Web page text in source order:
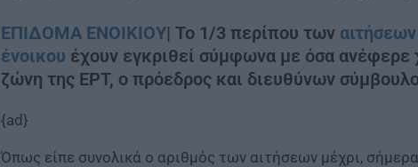
ΕΠΙΔΟΜΑ ΕΝΟΙΚΙΟΥ| To 1/3 περίπου των αιτήσεων
ένοικου έχουν εγκριθεί σύμφωνα με όσα
ζώνη της ΕΡΤ, ο πρόεδρος και διευθύνων
{ad}
Όπως είπε συνολικά ο αριθμός των αιτήσεων μέχρι,